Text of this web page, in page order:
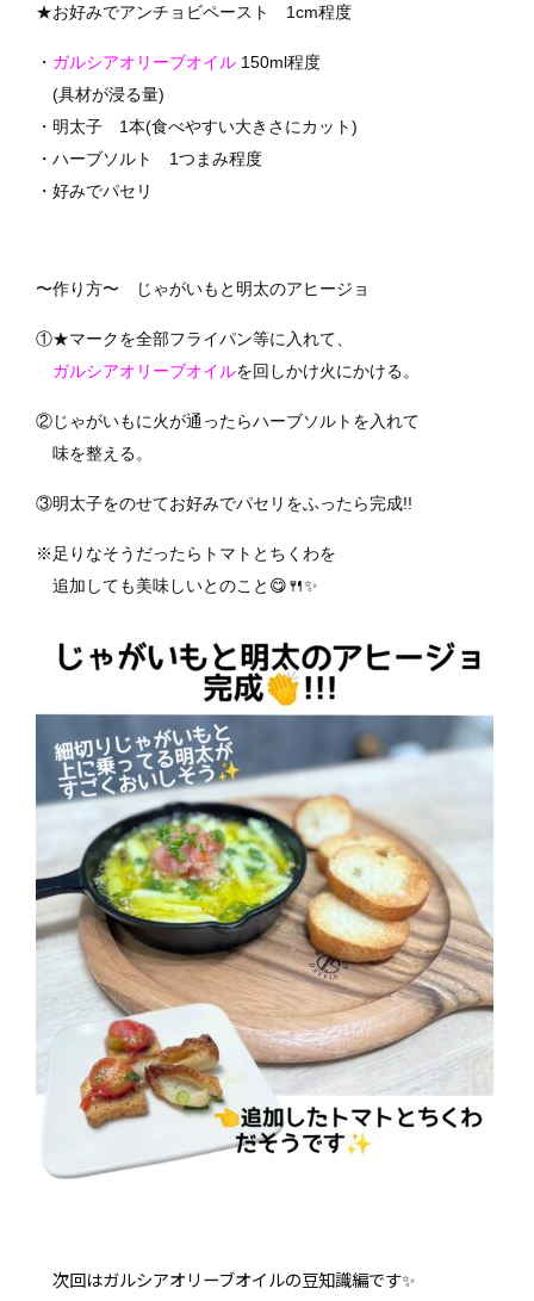
★お好みでアンチョビペースト 1cm程度
・ ガルシアオリーブオイル 150ml程度
(具材が浸る量)
・明太子 1本(食べやすい大きさにカット)
・ハーブソルト 1つまみ程度
・好みでパセリ
〜作り方〜 じゃがいもと明太のアヒージョ
①★マークを全部フライパン等に入れて、
ガルシアオリーブオイルを回しかけ火にかける。
②じゃがいもに火が通ったらハーブソルトを入れて
味を整える。
③明太子をのせてお好みでパセリをふったら完成!!
※足りなそうだったらトマトとちくわを
追加しても美味しいとのこと😋🍴✨
次回はガルシアオリーブオイルの豆知識編です✨